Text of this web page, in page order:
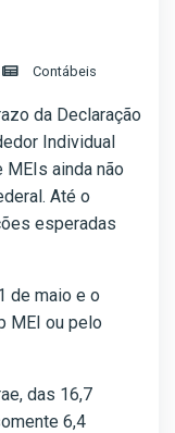
Contábeis
da Declaração
Individual
ainda não
Até o
esperadas
de maio e o
MEI ou pelo
das 16,7
6,4